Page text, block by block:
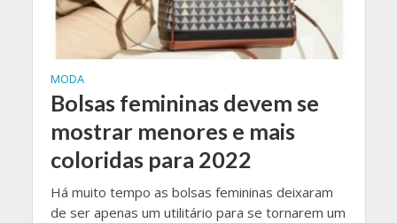
MODA
Bolsas femininas devem se
mostrar menores e mais
coloridas para 2022
Há muito tempo as bolsas femininas deixaram
de ser apenas um utilitário para se tornarem um